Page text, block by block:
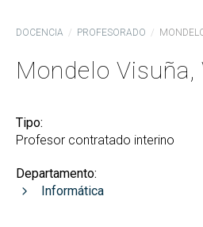
DOCENCIA PROFESORADO
Mondelo Visuña,
Tipo:
Profesor contratado interino
Departamento:
Informática